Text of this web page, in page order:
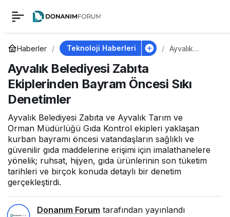
Haberler Teknoloji Haberleri
Ayvalık
Bayram
Ayvalık Belediyesi Zabıta
Ekiplerinden Bayram Öncesi Sıkı
Denetimler
Ayvalık Belediyesi Zabıta ve Ayvalık Tarım ve
Orman Müdürlüğü Gıda Kontrol ekipleri yaklaşan
kurban bayramı öncesi vatandaşların sağlıklı ve
güvenilir gıda maddelerine erişimi için imalathanelere
yönelik; ruhsat, hijyen, gıda ürünlerinin son tüketim
tarihleri ve birçok konuda detaylı bir denetim
gerçekleştirdi.
Donanım Forum tarafından yayınlandı
Ayvalık Belediyesi
Zabıta Ekiplerinden
Bayram Öncesi Sıkı
Denetimler